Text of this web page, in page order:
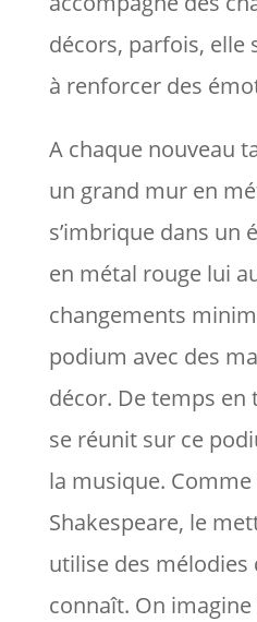
décors, parfois, elle
à renforcer des
A chaque nouveau
un grand mur en
s’imbrique dans un
en métal rouge lui
changements
podium avec des
décor. De temps en
se réunit sur ce
la musique.
Shakespeare, le
utilise des
connaît. On